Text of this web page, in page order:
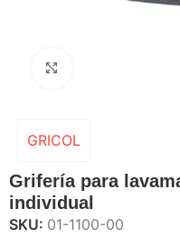
Grifería para
individual
GRICOL
SKU: 01-1100-00